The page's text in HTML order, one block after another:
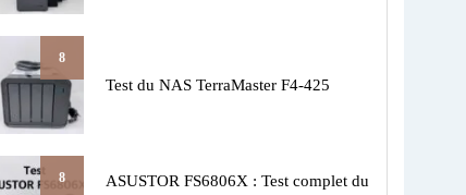
8
Test du NAS TerraMaster F4-425
8
ASUSTOR FS6806X : Test complet du